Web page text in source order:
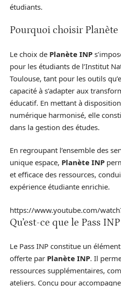
étudiants.
Pourquoi choisir Planète
Le choix de Planète INP
pour les étudiants de l’Institut
Toulouse, tant pour les outils
capacité à s’adapter aux
éducatif. En mettant à
numérique harmonisé, elle
dans la gestion des études.
En regroupant l’ensemble des
unique espace, Planète INP
et efficace des ressources,
expérience étudiante enrichie.
https://www.youtube.com/
Qu’est-ce que le Pass
Le Pass INP constitue un
offerte par Planète INP. Il
ressources supplémentaires,
ateliers. Conçu pour